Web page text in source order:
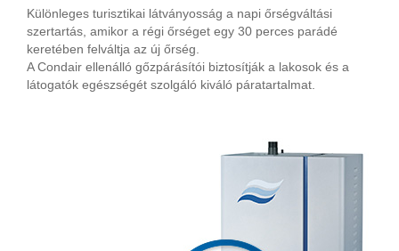
Különleges turisztikai látványosság a napi őrségváltási
szertartás, amikor a régi őrséget egy 30 perces parádé
keretében felváltja az új őrség.
A Condair ellenálló gőzpárásítói biztosítják a lakosok és a
látogatók egészségét szolgáló kiváló páratartalmat.